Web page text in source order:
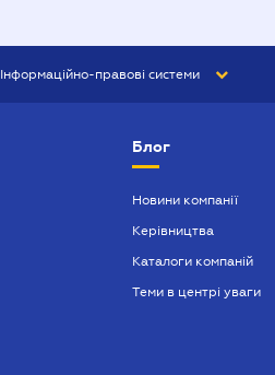
Інформаційно-правові системи
БУХГАЛТЕР ПРОФ
Блог
Новини компанії
Керівництва
Каталоги компаній
Теми в центрі уваги